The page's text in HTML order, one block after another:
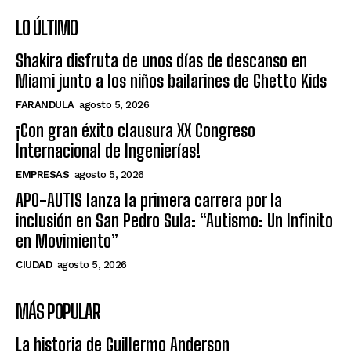
LO ÚLTIMO
Shakira disfruta de unos días de descanso en
Miami junto a los niños bailarines de Ghetto Kids
FARANDULA agosto 5, 2026
¡Con gran éxito clausura XX Congreso
Internacional de Ingenierías!
EMPRESAS agosto 5, 2026
APO-AUTIS lanza la primera carrera por la
inclusión en San Pedro Sula: “Autismo: Un Infinito
en Movimiento”
CIUDAD agosto 5, 2026
MÁS POPULAR
La historia de Guillermo Anderson